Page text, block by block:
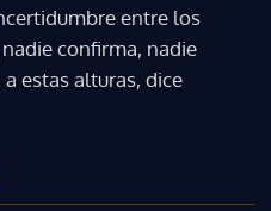
entre los
confirma, nadie
estas alturas, dice